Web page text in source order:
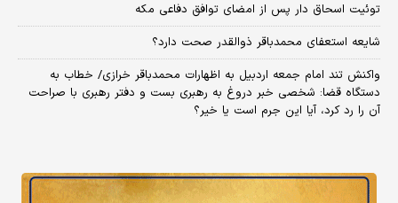
توئیت اسحاق دار پس از امضای توافق دفاعی مکه
شایعه استعفای محمدباقر ذوالقدر صحت دارد؟
واکنش تند امام جمعه اردبیل به اظهارات محمدباقر خرازی/ خطاب به
دستگاه قضا: شخصی خبر دروغ به رهبری بست و دفتر رهبری با صراحت
آن را رد کرد، آیا این جرم است یا خیر؟